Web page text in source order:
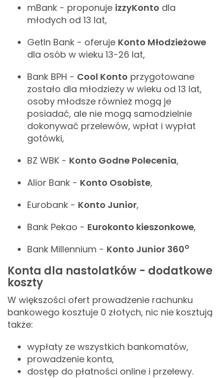
mBank - proponuje izzyKonto dla
młodych od 13 lat,
GetIn Bank - oferuje Konto Młodzieżowe
dla osób w wieku 13-26 lat,
Bank BPH - Cool Konto przygotowane
zostało dla młodzieży w wieku od 13 lat,
osoby młodsze również mogą je
posiadać, ale nie mogą samodzielnie
dokonywać przelewów, wpłat i wypłat
gotówki,
BZ WBK - Konto Godne Polecenia,
Alior Bank - Konto Osobiste,
Eurobank - Konto Junior,
Bank Pekao - Eurokonto kieszonkowe,
Bank Millennium - Konto Junior 360o
Konta dla nastolatków - dodatkowe
koszty
W większości ofert prowadzenie rachunku
bankowego kosztuje 0 złotych, nic nie kosztują
także:
wypłaty ze wszystkich bankomatów,
prowadzenie konta,
dostęp do płatności online i przelewy.